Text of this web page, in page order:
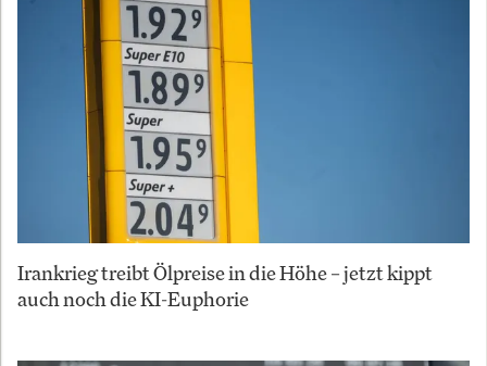
Irankrieg treibt Ölpreise in die Höhe – jetzt kippt
auch noch die KI-Euphorie